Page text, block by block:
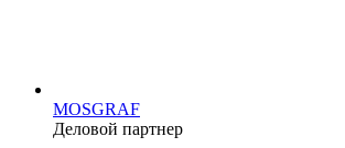
MOSGRAF
Деловой партнер